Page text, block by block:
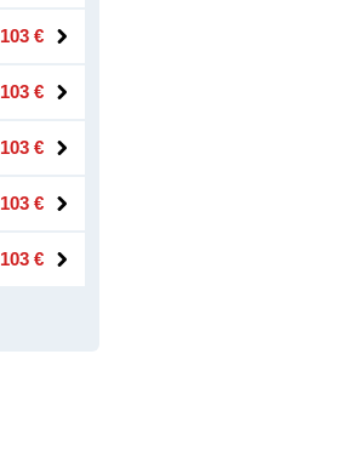
103 €
103 €
103 €
103 €
103 €